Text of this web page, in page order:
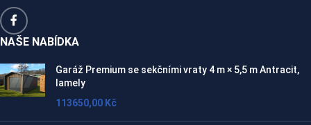
NAŠE NABÍDKA
Garáž Premium se sekčními vraty 4 m × 5,5 m Antracit,
lamely
113650,00 Kč